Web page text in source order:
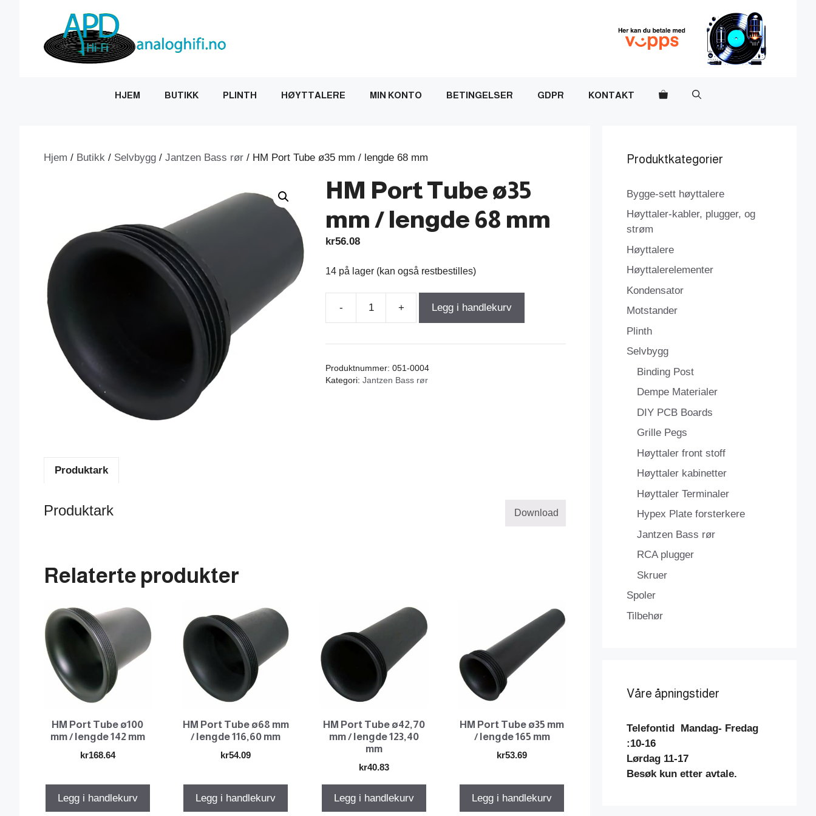
HJEM BUTIKK PLINTH HØYTTALERE MIN KONTO BETINGELSER GDPR KONTAKT
Hjem / Butikk / Selvbygg / Jantzen Bass rør / HM Port Tube ø35 mm / lengde 68 mm
HM Port Tube ø35
mm / lengde 68 mm
kr56.08
14 på lager (kan også restbestilles)
-
Tube
mm
+ Legg i handlekurv
Produktnummer:051-0004
Kategori:Jantzen Bass rør
Produktark
Produktark Download
Relaterte produkter
HM Port Tube ø100
mm / lengde 142 mm
kr168.64
Legg i handlekurv
HM Port Tube ø68 mm
/ lengde 116,60 mm
kr54.09
Legg i handlekurv
HM Port Tube ø42,70
mm / lengde 123,40
mm
kr40.83
Legg i handlekurv
HM Port Tube ø35 mm
/ lengde 165 mm
kr53.69
Legg i handlekurv
Produktkategorier
Bygge-sett høyttalere
Høyttaler-kabler, plugger, og
strøm
Høyttalere
Høyttalerelementer
Kondensator
Motstander
Plinth
Selvbygg
Binding Post
Dempe Materialer
DIY PCB Boards
Grille Pegs
Høyttaler front stoff
Høyttaler kabinetter
Høyttaler Terminaler
Hypex Plate forsterkere
Jantzen Bass rør
RCA plugger
Skruer
Spoler
Tilbehør
Våre åpningstider
Telefontid Mandag- Fredag
:10-16
Lørdag 11-17
Besøk kun etter avtale.